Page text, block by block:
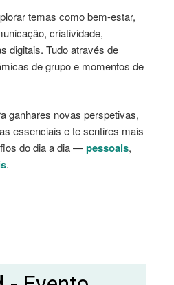
temas como bem-estar,
criatividade,
digitais. Tudo através de
de grupo e momentos de
ganhares novas perspetivas,
essenciais e te sentires mais
do dia a dia —pessoais,
.